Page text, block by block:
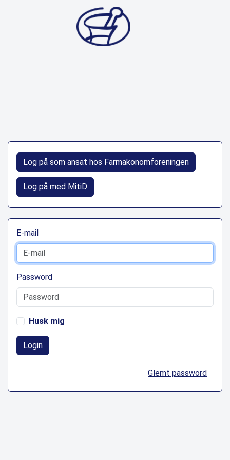
Log på som ansat hos Farmakonomforeningen
Log på med MitiD
E-mail
Password
Husk mig
Login
Glemt password